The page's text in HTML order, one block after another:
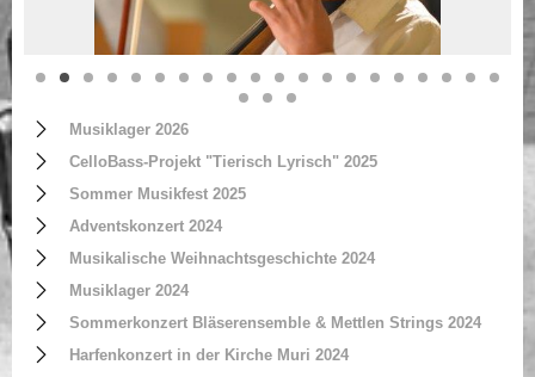
Musiklager 2026
CelloBass-Projekt "Tierisch Lyrisch" 2025
Sommer Musikfest 2025
Adventskonzert 2024
Musikalische Weihnachtsgeschichte 2024
Musiklager 2024
Sommerkonzert Bläserensemble & Mettlen Strings 2024
Harfenkonzert in der Kirche Muri 2024